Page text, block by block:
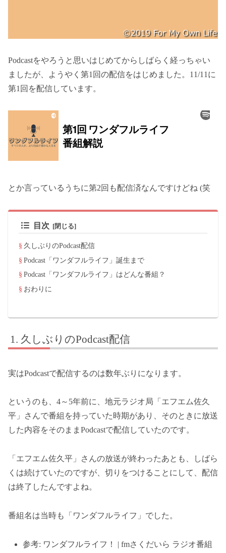
Podcastをやろうと思いはじめてからしばらく経っちゃい
ましたが、ようやく第1回の配信をはじめました。11/11に
第1回を配信しています。
とか言っているうちに第2回も配信済なんですけどね (笑
目次
久しぶりのPodcast配信
Podcast「ワンダフルライフ」誕生まで
Podcast「ワンダフルライフ」はどんな番組？
おわりに
久しぶりのPodcast配信
実はPodcastで配信するのは数年ぶりになります。
というのも、4～5年前に、地元ラジオ局「エフエム佐久
平」さんで番組を持っていた時期があり、そのときに放送
した内容をそのままPodcastで配信していたのです。
「エフエム佐久平」さんの放送が終わったあとも、しばら
くは続けていたのですが、切りをつけることにして、配信
は終了したんですよね。
番組名は当時も「ワンダフルライフ」でした。
参考: ワンダフルライフ！ | fmさくだいら ラジオ番組